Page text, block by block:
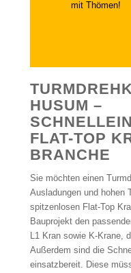
mit Thömen!
HUSUM –
FLAT-TOP
BRANCHE
Sie möchten einen
Ausladungen und hohen
spitzenlosen Flat-Top
Bauprojekt den
L1 Kran sowie K-Krane,
Außerdem sind die
einsatzbereit. Diese